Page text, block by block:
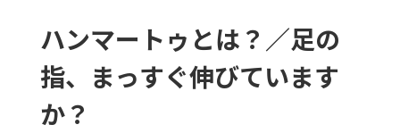
ハンマートゥとは？／足の
指、まっすぐ伸びています
か？